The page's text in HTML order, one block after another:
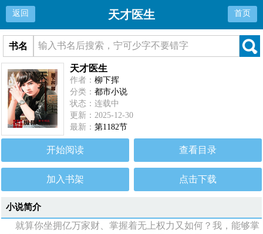
返回 天才医生 首页
书名
天才医生
作者：柳下挥
分类：都市小说
状态：连载中
更新：2025-12-30
最新：第1182节
开始阅读 查看目录
加入书架 点击下载
小说简介
就算你坐拥亿万家财、掌握着无上权力又如何？我，能够掌